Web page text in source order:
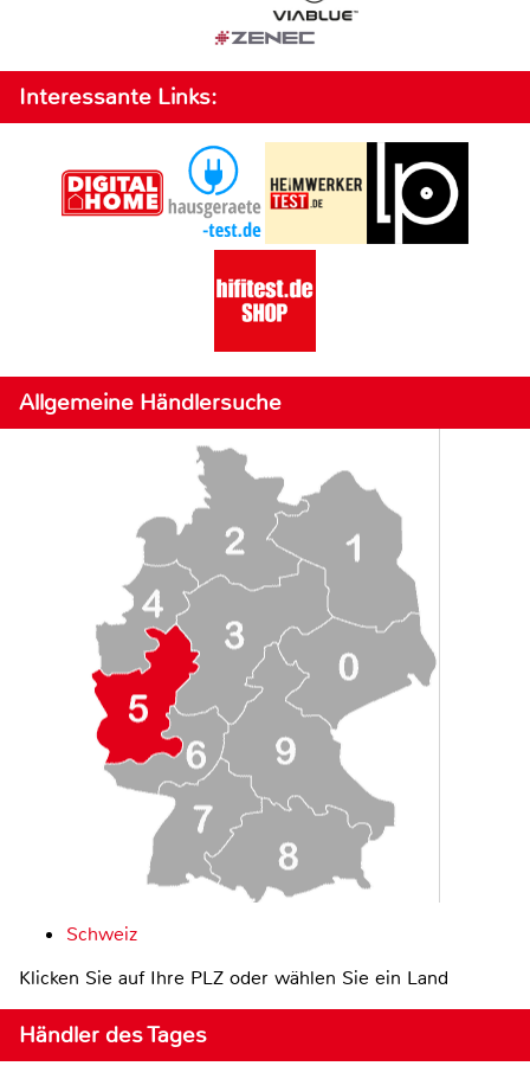
Interessante Links:
Allgemeine Händlersuche
Schweiz
Klicken Sie auf Ihre PLZ oder wählen Sie ein Land
Händler des Tages